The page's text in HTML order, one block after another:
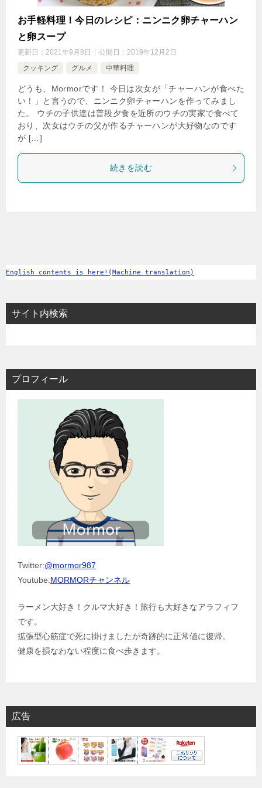
お手軽料理！今日のレシピ：ニンニク卵チャーハン
と卵スープ
更新日： 2021年9月8日 公開日： 2019年12月2日
クッキング
グルメ 中華料理
どうも、Mormorです！ 今日は次女が「チャーハンが食べた
い！」と言うので、ニンニク卵チャーハンを作ってみまし
た。 ウチの子供達は普段夕食を近所のウチの実家で食べて
おり、次女はウチの父が作るチャーハンが大好物なのです
が […]
続きを読む
English contents is here!(Machine translation)
サイト内検索
プロフィール
Twitter:@mormor987
Youtube:MORMORチャンネル
ラーメン大好き！クルマ大好き！旅行も大好きなアラフィフ
です。
拡張型心筋症で死に掛けましたが奇跡的に正常値に復帰。
健康を損なわない程度に食べ歩きます。
広告